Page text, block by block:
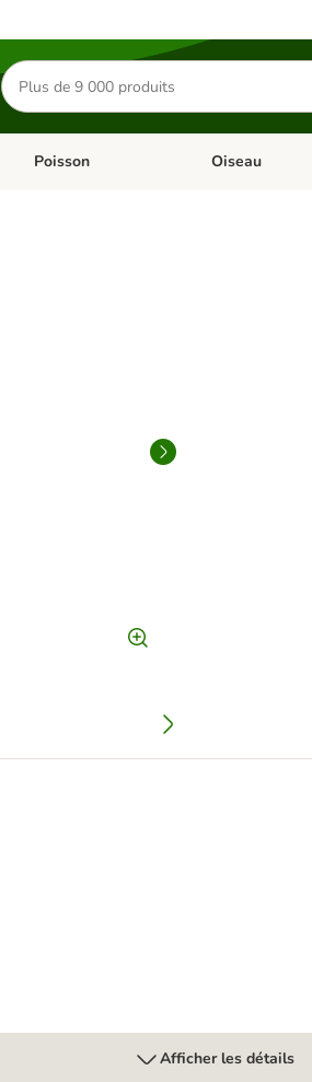
Rechercher
des
produits
Dérouler les catégories: Rongeur & Co
Poisson Dérouler les
Oiseau
Afficher les détails